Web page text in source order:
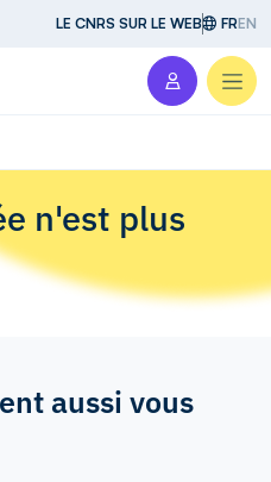
LE CNRS SUR LE WEB FREN
n'est plus
aussi vous